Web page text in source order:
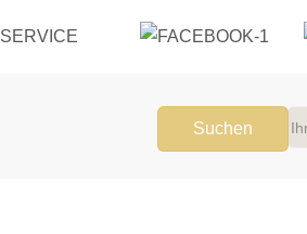
SERVICE
Suchen